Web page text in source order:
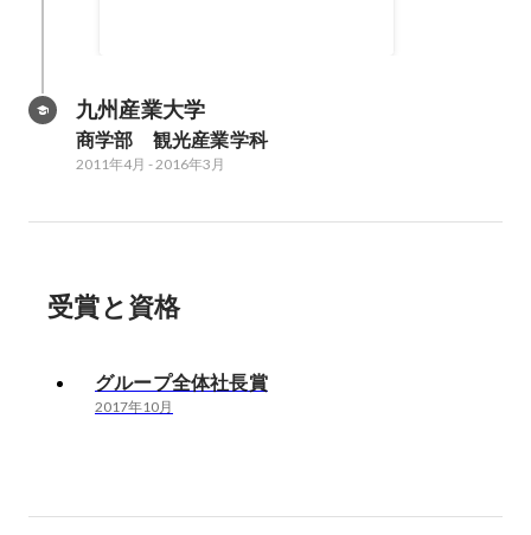
九州産業大学
商学部　観光産業学科
2011年4月 -2016年3月
受賞と資格
グループ全体社長賞
2017年10月